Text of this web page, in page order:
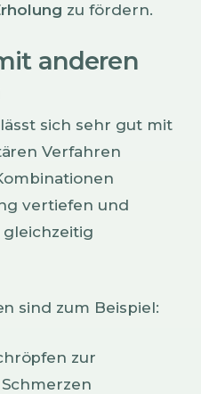
zu fördern.
anderen
lässt sich sehr gut mit
Verfahren
vertiefen und
sind zum Beispiel:
zur